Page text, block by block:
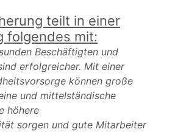
teilt in einer
folgendes mit:
Beschäftigten und
erfolgreicher. Mit einer
können große
und mittelständische
höhere
sorgen und gute Mitarbeiter